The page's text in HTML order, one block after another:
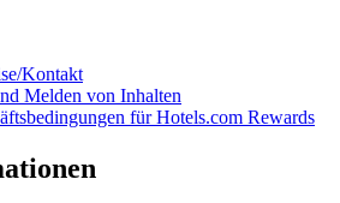
Kontakt
Melden von Inhalten
für Hotels.com Rewards